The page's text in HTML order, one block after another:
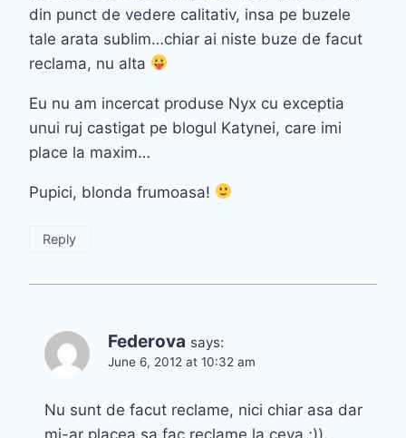
din punct de vedere calitativ, insa pe buzele
tale arata sublim…chiar ai niste buze de facut
reclama, nu alta
Eu nu am incercat produse Nyx cu exceptia
unui ruj castigat pe blogul Katynei, care imi
place la maxim…
Pupici, blonda frumoasa!
Reply
Federova says:
June 6, 2012 at 10:32 am
Nu sunt de facut reclame, nici chiar asa dar